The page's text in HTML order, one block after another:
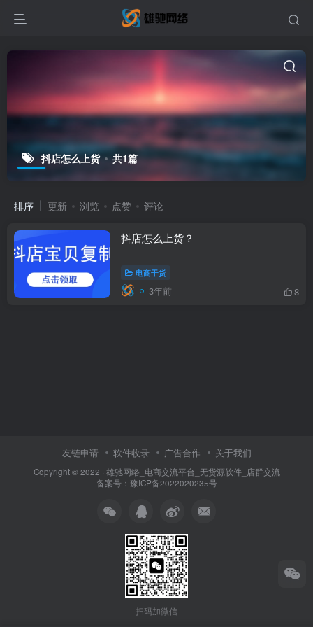
抖店怎么上货 共1篇
排序 更新 浏览 点赞 评论
抖店怎么上货？
电商干货
3年前 8
友链申请 软件收录 广告合作 关于我们
Copyright © 2022 · 雄驰网络_电商交流平台_无货源软件_店群交流
备案号： 豫ICP备2022020235号
扫码加微信